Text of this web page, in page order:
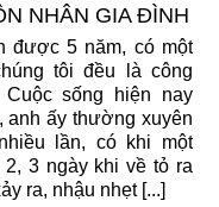
NHÂN GIA ĐÌNH
được 5 năm, có một
tôi đều là công
sống hiện nay
anh ấy thường xuyên
lần, có khi một
3 ngày khi về tỏ ra
ra, nhậu nhẹt [...]